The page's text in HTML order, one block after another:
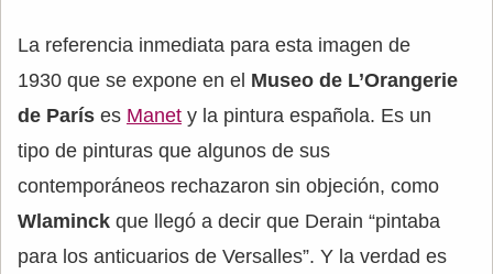
La referencia inmediata para esta imagen de
1930 que se expone en el Museo de L’Orangerie
de París es Manet y la pintura española. Es un
tipo de pinturas que algunos de sus
contemporáneos rechazaron sin objeción, como
Wlaminck que llegó a decir que Derain “pintaba
para los anticuarios de Versalles”. Y la verdad es